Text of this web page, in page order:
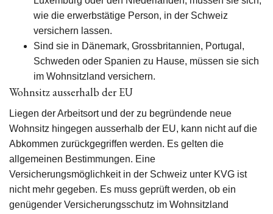
wie die erwerbstätige Person, in der Schweiz
versichern lassen.
Sind sie in Dänemark, Grossbritannien, Portugal,
Schweden oder Spanien zu Hause, müssen sie sich
im Wohnsitzland versichern.
Wohnsitz ausserhalb der EU
Liegen der Arbeitsort und der zu begründende neue
Wohnsitz hingegen ausserhalb der EU, kann nicht auf die
Abkommen zurückgegriffen werden. Es gelten die
allgemeinen Bestimmungen. Eine
Versicherungsmöglichkeit in der Schweiz unter KVG ist
nicht mehr gegeben. Es muss geprüft werden, ob ein
genügender Versicherungsschutz im Wohnsitzland